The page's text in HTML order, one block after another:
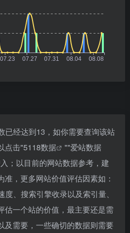
已经达到13，如你需要查询该站
点击"5118数据 ""爱站数据
；以目前的网站数据参考，建
，更多网站价值评估因素如：
度、搜索引擎收录以及索引量、
估一个站的价值，最主要还是需
及需要，一些确切的数据则需要